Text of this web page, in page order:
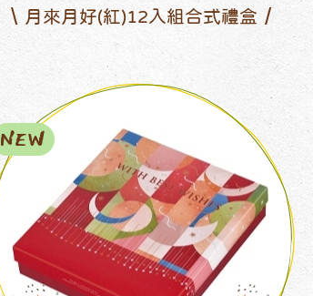
月來月好(紅)12入組合式禮盒
NEW